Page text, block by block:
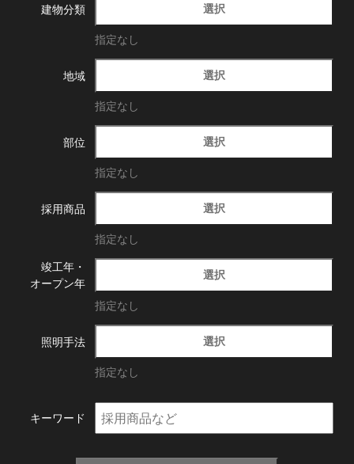
建物分類 選択
指定なし
地域 選択
指定なし
部位 選択
指定なし
採用商品 選択
指定なし
竣工年・
オープン年
選択
指定なし
照明手法 選択
指定なし
キーワード